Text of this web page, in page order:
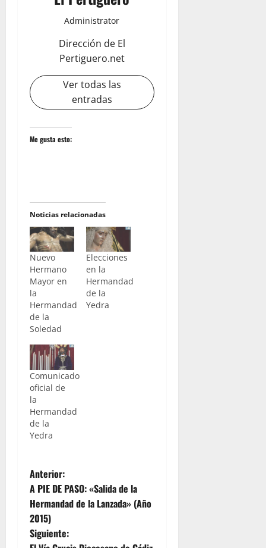
Administrator
Dirección de El
Pertiguero.net
Ver todas las
entradas
Me gusta esto:
Noticias relacionadas
Nuevo
Hermano
Mayor en
la
Hermandad
de la
Soledad
Elecciones
en la
Hermandad
de la
Yedra
Comunicado
oficial de
la
Hermandad
de la
Yedra
N
a
v
Anterior:
A PIE DE PASO: «Salida de la
Hermandad de la Lanzada» (Año
2015)
Siguiente: